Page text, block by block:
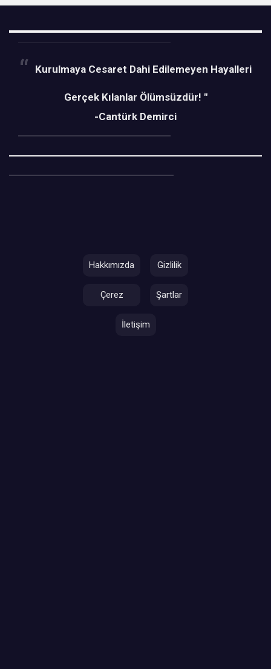
Kurulmaya Cesaret Dahi Edilemeyen Hayalleri
Gerçek Kılanlar Ölümsüzdür! "
-Cantürk Demirci
Hakkımızda Gizlilik
Çerez Şartlar
İletişim